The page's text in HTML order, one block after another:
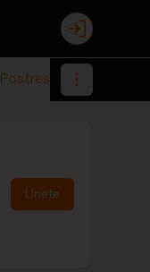
Login
Postres
Únete